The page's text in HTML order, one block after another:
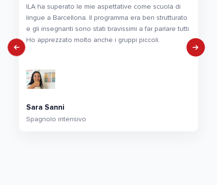
ILA ha superato le mie aspettative come scuola di
lingue a Barcellona. Il programma era ben strutturato
e gli insegnanti sono stati bravissimi a far parlare tutti.
Ho apprezzato molto anche i gruppi piccoli.
Sara Sanni
Spagnolo intensivo